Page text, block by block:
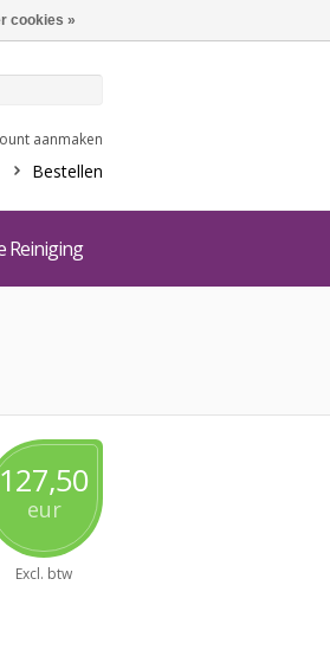
aanmaken
Bestellen
Reiniging
127,50
eur
Excl. btw
cookies »